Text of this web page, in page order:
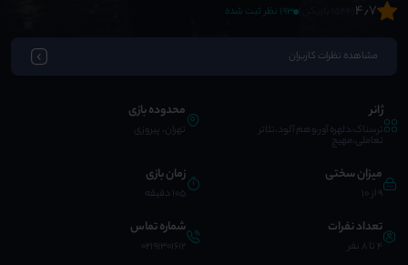
4٫7 193 نظر ثبت شده
مشاهده نظرات کاربران
ژانر
ترسناک،دلهره آور،وهم آلود،تئاتر
تعاملی،مهیج
محدوده بازی
تهران، پیروزی
میزان سختی
9 از 10
زمان بازی
105 دقیقه
تعداد نفرات
4 تا 8 نفر
شماره تماس
02191301612